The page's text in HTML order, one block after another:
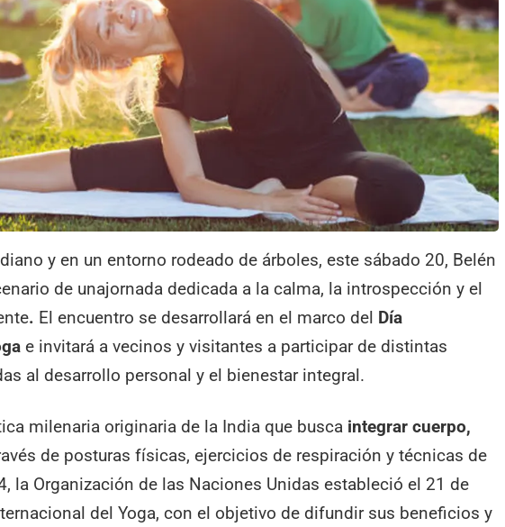
y en un entorno rodeado de árboles, este sábado 20, Belén
de unajornada dedicada a la calma, la introspección y el
. El encuentro se desarrollará en el marco del Día
e invitará a vecinos y visitantes a participar de distintas
al desarrollo personal y el bienestar integral.
milenaria originaria de la India que busca integrar cuerpo,
de posturas físicas, ejercicios de respiración y técnicas de
la Organización de las Naciones Unidas estableció el 21 de
del Yoga, con el objetivo de difundir sus beneficios y